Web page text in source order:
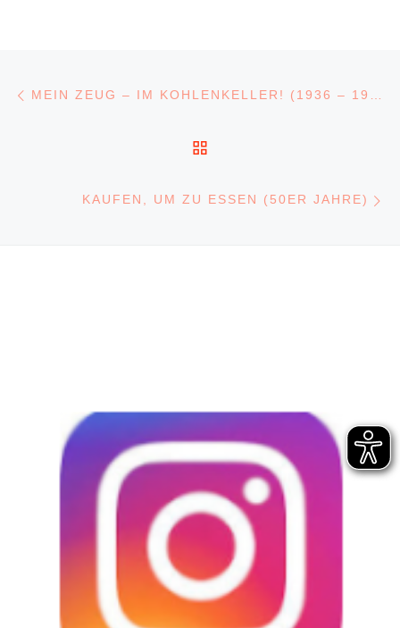
KAUFEN, UM ZU ESSEN (50ER JAHRE)